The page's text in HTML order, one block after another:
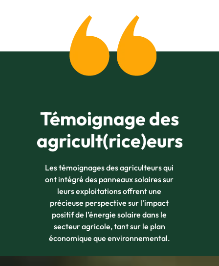
Témoignage des
agricult(rice)eurs
Les témoignages des agriculteurs qui
ont intégré des panneaux solaires sur
leurs exploitations offrent une
précieuse perspective sur l’impact
positif de l’énergie solaire dans le
secteur agricole, tant sur le plan
économique que environnemental.